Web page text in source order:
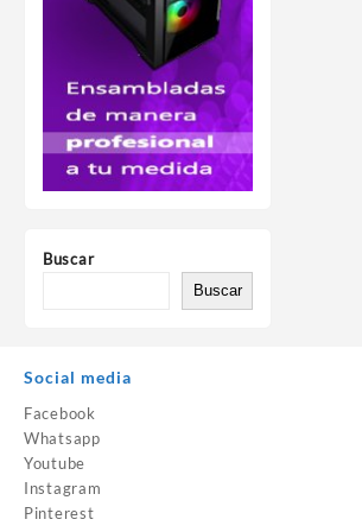
Buscar
Buscar
Social media
Facebook
Whatsapp
Youtube
Instagram
Pinterest